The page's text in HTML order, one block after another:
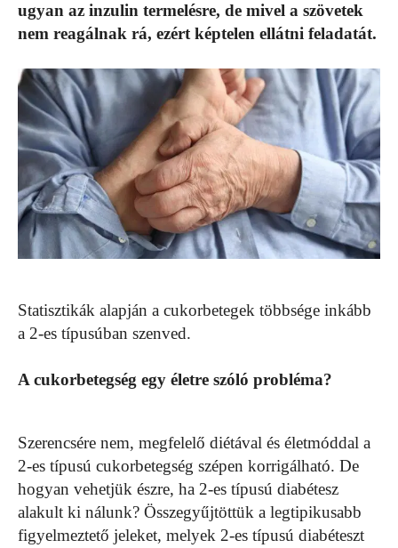
ugyan az inzulin termelésre, de mivel a szövetek
nem reagálnak rá, ezért képtelen ellátni feladatát.
Statisztikák alapján a cukorbetegek többsége inkább
a 2-es típusúban szenved.
A cukorbetegség egy életre szóló probléma?
Szerencsére nem, megfelelő diétával és életmóddal a
2-es típusú cukorbetegség szépen korrigálható. De
hogyan vehetjük észre, ha 2-es típusú diabétesz
alakult ki nálunk? Összegyűjtöttük a legtipikusabb
figyelmeztető jeleket, melyek 2-es típusú diabéteszt